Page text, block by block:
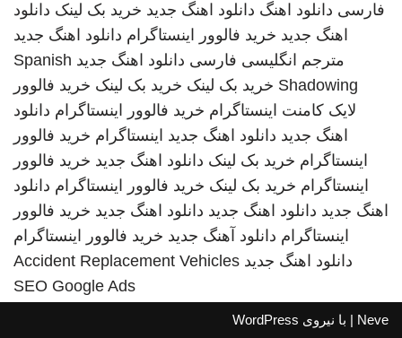
فارسی دانلود اهنگ دانلود اهنگ جدید خرید بک لینک دانلود
اهنگ جدید خرید فالوور اینستاگرام دانلود اهنگ جدید
مترجم انگلیسی فارسی دانلود اهنگ جدید Spanish
Shadowing خرید بک لینک خرید بک لینک خرید فالوور
لایک کامنت اینستاگرام خرید فالوور اینستاگرام دانلود
اهنگ جدید دانلود اهنگ جدید اینستاگرام خرید فالوور
اینستاگرام خرید بک لینک دانلود اهنگ جدید خرید فالوور
اینستاگرام خرید بک لینک خرید فالوور اینستاگرام دانلود
اهنگ جدید دانلود اهنگ جدید دانلود اهنگ جدید خرید فالوور
اینستاگرام دانلود آهنگ جدید خرید فالوور اینستاگرام
دانلود اهنگ جدید Accident Replacement Vehicles
SEO Google Ads
Neve | با نیروی WordPress